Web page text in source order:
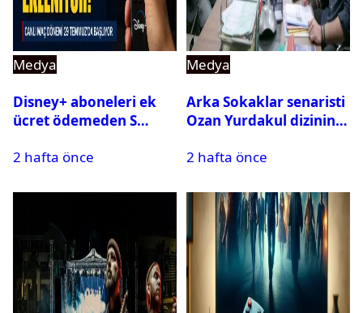
Medya
Disney+ aboneleri ek
ücret ödemeden S
izleyebilecek
2 hafta önce
Medya
Arka Sokaklar senaristi
Ozan Yurdakul dizinin
2 hafta önce